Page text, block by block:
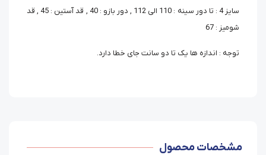
سایز 4 : تا دور سینه : 110 الی 112 , دور بازو : 40 , قد آستین : 45 , قد
شومیز : 67
توجه : اندازه ها یک تا دو سانت جای خطا دارد.
مشخصات محصول